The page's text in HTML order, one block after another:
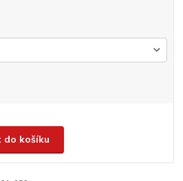
do košíku